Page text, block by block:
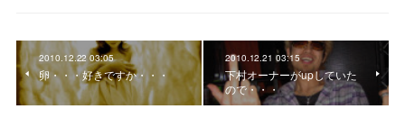
2010.12.22 03:05
卵・・・好きですか・・・
2010.12.21 03:15
下村オーナーがupしていた
ので・・・